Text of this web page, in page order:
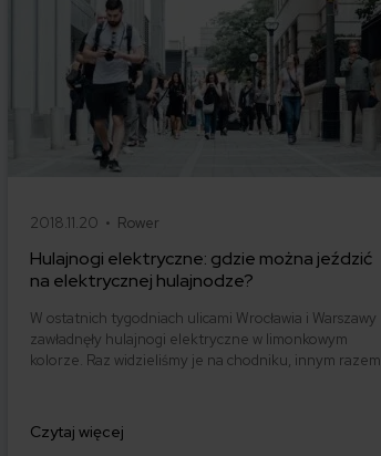
2018.11.20 • Rower
Hulajnogi elektryczne: gdzie można jeździć
na elektrycznej hulajnodze?
W ostatnich tygodniach ulicami Wrocławia i Warszawy
zawładnęły hulajnogi elektryczne w limonkowym
kolorze. Raz widzieliśmy je na chodniku, innym razem
rozgardiasz? Z przepisów, a raczej ich braku. W końcu
znalazł się ktoś, kto odpowiedział na zasadnicze
Czytaj więcej